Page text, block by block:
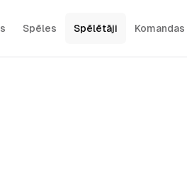
Spēles Spēlētāji Komandas